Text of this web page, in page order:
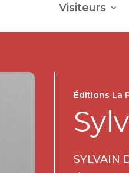
Visiteurs
Éditions La
SYLVAIN